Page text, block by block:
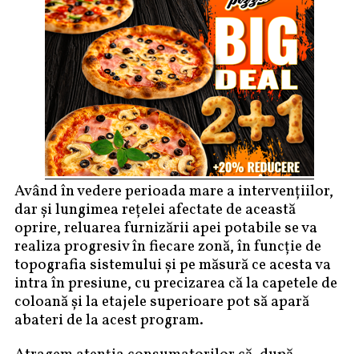
Având în vedere perioada mare a intervențiilor,
dar și lungimea rețelei afectate de această
oprire, reluarea furnizării apei potabile se va
realiza progresiv în fiecare zonă, în funcție de
topografia sistemului și pe măsură ce acesta va
intra în presiune, cu precizarea că la capetele de
coloană și la etajele superioare pot să apară
abateri de la acest program.